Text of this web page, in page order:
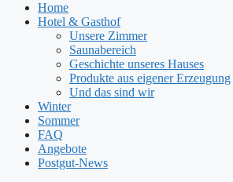
Home
Hotel & Gasthof
Unsere Zimmer
Saunabereich
Geschichte unseres Hauses
Produkte aus eigener Erzeugung
Und das sind wir
Winter
Sommer
FAQ
Angebote
Postgut-News